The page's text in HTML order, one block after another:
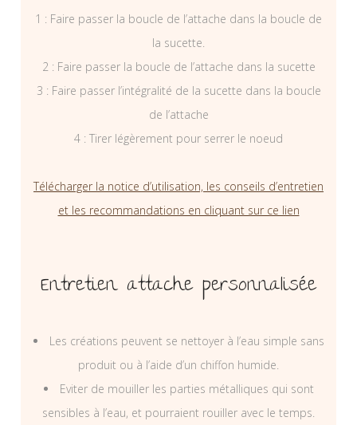
1 : Faire passer la boucle de l’attache dans la boucle de
la sucette.
2 : Faire passer la boucle de l’attache dans la sucette
3 : Faire passer l’intégralité de la sucette dans la boucle
de l’attache
4 : Tirer légèrement pour serrer le noeud
Télécharger la notice d’utilisation, les conseils d’entretien
et les recommandations en cliquant sur ce lien
Entretien attache personnalisée
Les créations peuvent se nettoyer à l’eau simple sans
produit ou à l’aide d’un chiffon humide.
Eviter de mouiller les parties métalliques qui sont
sensibles à l’eau, et pourraient rouiller avec le temps.